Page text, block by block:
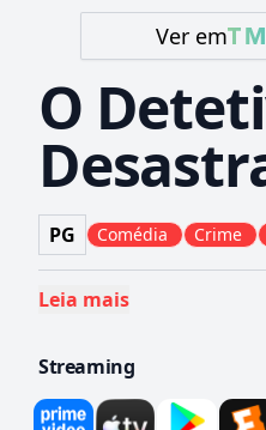
Ver em
O
PG Comédia Crime
Leia mais
Streaming